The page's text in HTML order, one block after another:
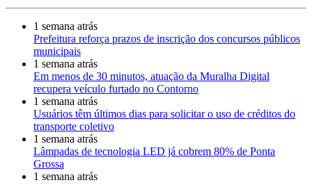
1 semana atrás
Prefeitura reforça prazos de inscrição dos concursos públicos
municipais
1 semana atrás
Em menos de 30 minutos, atuação da Muralha Digital
recupera veículo furtado no Contorno
1 semana atrás
Usuários têm últimos dias para solicitar o uso de créditos do
transporte coletivo
1 semana atrás
Lâmpadas de tecnologia LED já cobrem 80% de Ponta
Grossa
1 semana atrás